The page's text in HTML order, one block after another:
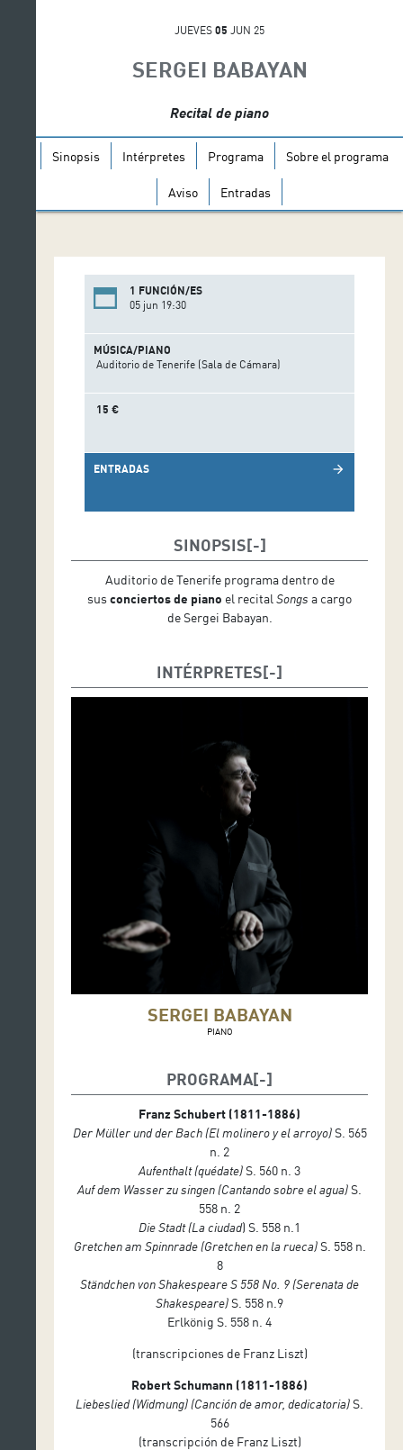
JUEVES 05 JUN 25
SERGEI BABAYAN
Recital de piano
Sinopsis Intérpretes Programa Sobre el programa
Aviso Entradas
1 FUNCIÓN/ES
05 jun 19:30
MÚSICA/PIANO
Auditorio de Tenerife (Sala de Cámara)
15 €
ENTRADAS arrow_forward
SINOPSIS
Auditorio de Tenerife programa dentro de
susconciertos de piano el recital Songs a cargo
de Sergei Babayan.
INTÉRPRETES
SERGEI BABAYAN
PIANO
PROGRAMA
Franz Schubert (1811-1886)
Der Müller und der Bach (El molinero y el arroyo)S. 565
n. 2
Aufenthalt (quédate)S. 560 n. 3
Auf dem Wasser zu singen(Cantando sobre el agua)S.
558 n. 2
Die Stadt (La ciudad) S. 558 n.1
Gretchen am Spinnrade (Gretchen en la rueca)S. 558 n.
8
Ständchen von Shakespeare S 558 No. 9 (Serenata de
Shakespeare)S. 558 n.9
Erlkönig S. 558 n. 4
(transcripciones de Franz Liszt)
Robert Schumann (1811-1886)
Liebeslied (Widmung) (Canción de amor, dedicatoria)S.
566
(transcripción de Franz Liszt)